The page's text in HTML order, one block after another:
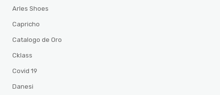
Arles Shoes
Capricho
Catalogo de Oro
Cklass
Covid 19
Danesi